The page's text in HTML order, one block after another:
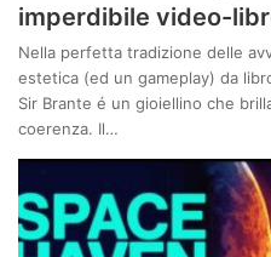
imperdibile video-
Nella perfetta tradizione delle
estetica (ed un gameplay) da
Sir Brante é un gioiellino che
coerenza. Il…